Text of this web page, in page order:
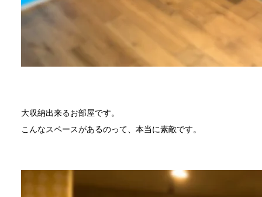
大収納出来るお部屋です。
こんなスペースがあるのって、本当に素敵です。